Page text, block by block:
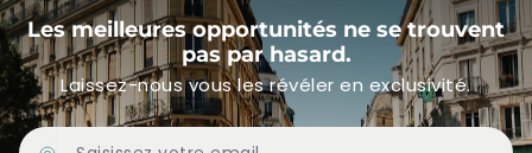
Les meilleures opportunités ne se trouvent
pas par hasard.
Laissez-nous vous les révéler en exclusivité.
Adresse Email